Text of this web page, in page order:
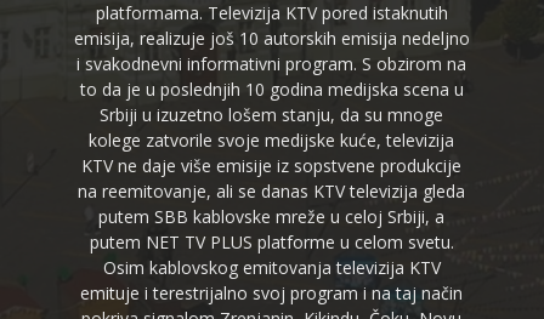
platformama. Televizija KTV pored istaknutih
emisija, realizuje još 10 autorskih emisija nedeljno
i svakodnevni informativni program. S obzirom na
to da je u poslednjih 10 godina medijska scena u
Srbiji u izuzetno lošem stanju, da su mnoge
kolege zatvorile svoje medijske kuće, televizija
KTV ne daje više emisije iz sopstvene produkcije
na reemitovanje, ali se danas KTV televizija gleda
putem SBB kablovske mreže u celoj Srbiji, a
putem NET TV PLUS platforme u celom svetu.
Osim kablovskog emitovanja televizija KTV
emituje i terestrijalno svoj program i na taj način